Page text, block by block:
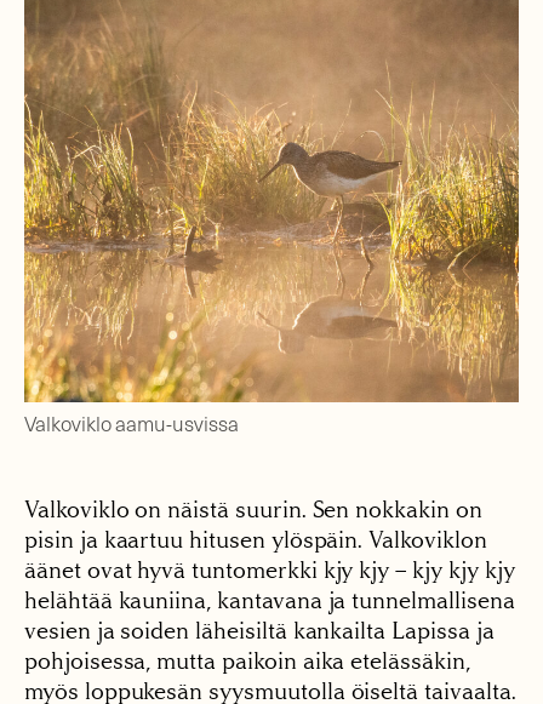
Valkoviklo aamu-usvissa
Valkoviklo on näistä suurin. Sen nokkakin on
pisin ja kaartuu hitusen ylöspäin. Valkoviklon
äänet ovat hyvä tuntomerkki kjy kjy – kjy kjy kjy
helähtää kauniina, kantavana ja tunnelmallisena
vesien ja soiden läheisiltä kankailta Lapissa ja
pohjoisessa, mutta paikoin aika etelässäkin,
myös loppukesän syysmuutolla öiseltä taivaalta.